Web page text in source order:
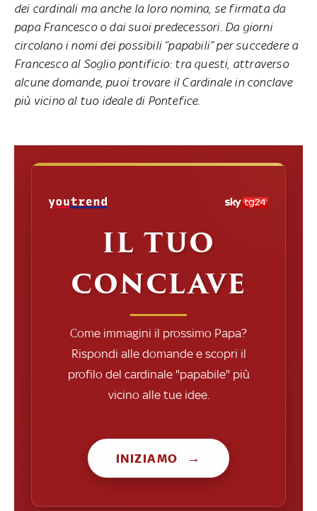
dei cardinali ma anche la loro nomina, se firmata da
papa Francesco o dai suoi predecessori. Da giorni
circolano i nomi dei possibili “papabili” per succedere a
Francesco al Soglio pontificio: tra questi, attraverso
alcune domande, puoi trovare il Cardinale in conclave
più vicino al tuo ideale di Pontefice.